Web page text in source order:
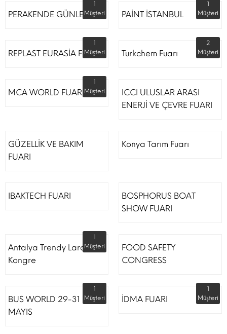
PERAKENDE GÜNLERİ
1
Müşteri
PAİNT İSTANBUL
1
Müşteri
REPLAST EURASİA FUARI
1
Müşteri
Turkchem Fuarı
2
Müşteri
MCA WORLD FUARI
1
Müşteri
ICCI ULUSLAR ARASI
ENERJİ VE ÇEVRE FUARI
GÜZELLİK VE BAKIM
FUARI
Konya Tarım Fuarı
IBAKTECH FUARI
BOSPHORUS BOAT
SHOW FUARI
Antalya Trendy Lara Otel
Kongre
1
Müşteri
FOOD SAFETY
CONGRESS
BUS WORLD 29-31
MAYIS
1
Müşteri
İDMA FUARI
1
Müşteri